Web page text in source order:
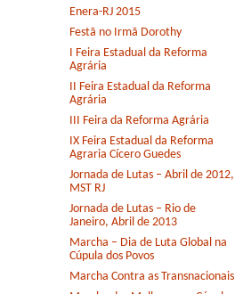
Enera-RJ 2015
Festã no Irmã Dorothy
I Feira Estadual da Reforma
Agrária
II Feira Estadual da Reforma
Agrária
III Feira da Reforma Agrária
IX Feira Estadual da Reforma
Agraria Cícero Guedes
Jornada de Lutas – Abril de 2012,
MST RJ
Jornada de Lutas – Rio de
Janeiro, Abril de 2013
Marcha – Dia de Luta Global na
Cúpula dos Povos
Marcha Contra as Transnacionais